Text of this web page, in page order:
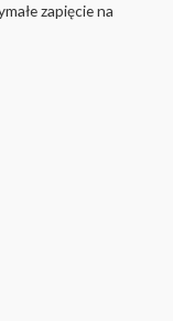
zapięcie na